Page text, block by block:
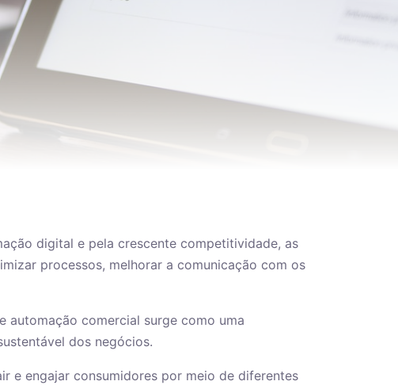
digital e pela crescente competitividade, as
processos, melhorar a comunicação com os
automação comercial surge como uma
dos negócios.
e engajar consumidores por meio de diferentes